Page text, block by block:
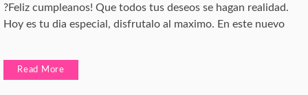
?Feliz cumpleanos! Que todos tus deseos se hagan realidad.
Hoy es tu dia especial, disfrutalo al maximo. En este nuevo
Read More